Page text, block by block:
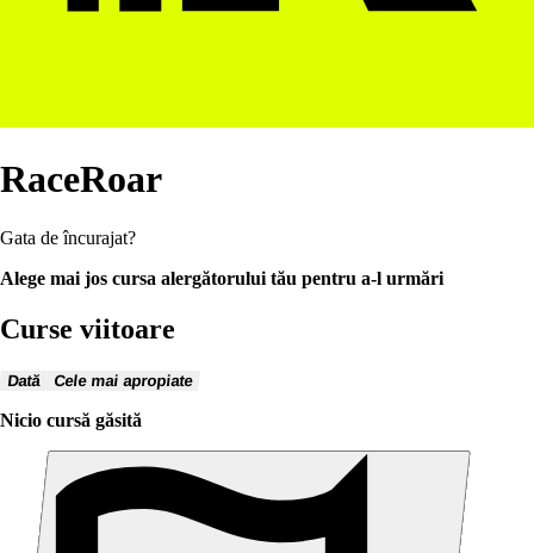
RaceRoar
Gata de încurajat?
Alege mai jos cursa alergătorului tău pentru a-l urmări
Curse viitoare
Dată Cele mai apropiate
Nicio cursă găsită